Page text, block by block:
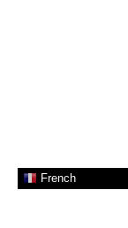
French